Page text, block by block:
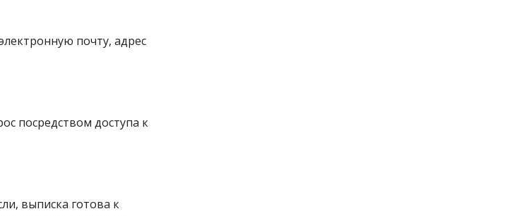
почту, адрес
посредством доступа к
выписка готова к